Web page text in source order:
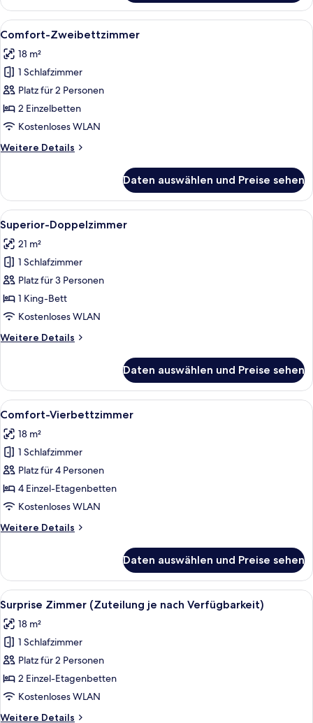
Doppelzimmer
Alle
Fotos
für
Comfort-
Zweibettzimmer
anzeigen
Ein modernes Hotelzimmer mit
6
Comfort-Zweibettzimmer
18 m²
1 Schlafzimmer
Platz für 2 Personen
2 Einzelbetten
Kostenloses WLAN
Weitere Details
Weitere
Zweibettzimmer
Daten auswählen und Preise sehen
Alle
Fotos
für
Superior-
Doppelzimmer
anzeigen
Ein modernes Hotelzimmer mit
7
Superior-Doppelzimmer
21 m²
1 Schlafzimmer
Platz für 3 Personen
1 King-Bett
Kostenloses WLAN
Weitere Details
Weitere
Doppelzimmer
Daten auswählen und Preise sehen
Alle
Fotos
für
Comfort-
Vierbettzimmer
anzeigen
Ein modernes Hotelzimmer mit
6
Comfort-Vierbettzimmer
18 m²
1 Schlafzimmer
Platz für 4 Personen
4 Einzel-Etagenbetten
Kostenloses WLAN
Weitere Details
Weitere
Vierbettzimmer
Daten auswählen und Preise sehen
Alle
Fotos
für
Surprise
Zimmer
(Zuteilung
je
Ein modernes Hotelzimmer mit Bett,
7
Surprise Zimmer (Zuteilung je nach Verfügbarkeit)
18 m²
1 Schlafzimmer
Platz für 2 Personen
2 Einzel-Etagenbetten
Kostenloses WLAN
Weitere Details
Weitere